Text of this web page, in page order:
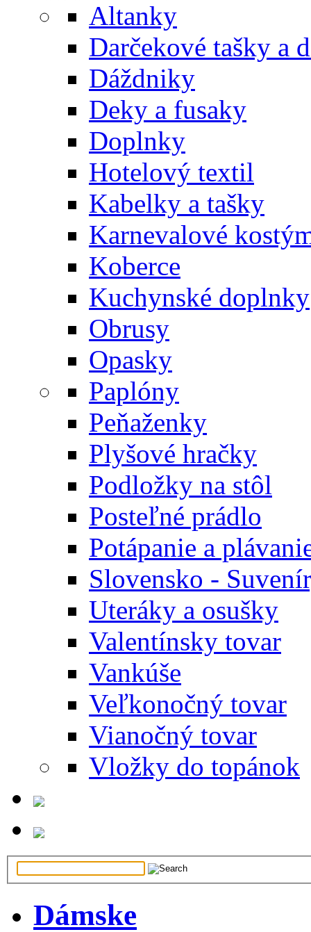
Altanky
Darčekové tašky a
Dáždniky
Deky a fusaky
Doplnky
Hotelový textil
Kabelky a tašky
Karnevalové
Koberce
Kuchynské doplnky
Obrusy
Opasky
Paplóny
Peňaženky
Plyšové hračky
Podložky na stôl
Posteľné prádlo
Potápanie a
Slovensko -
Uteráky a osušky
Valentínsky tovar
Vankúše
Veľkonočný tovar
Vianočný tovar
Vložky do topánok
Dámske